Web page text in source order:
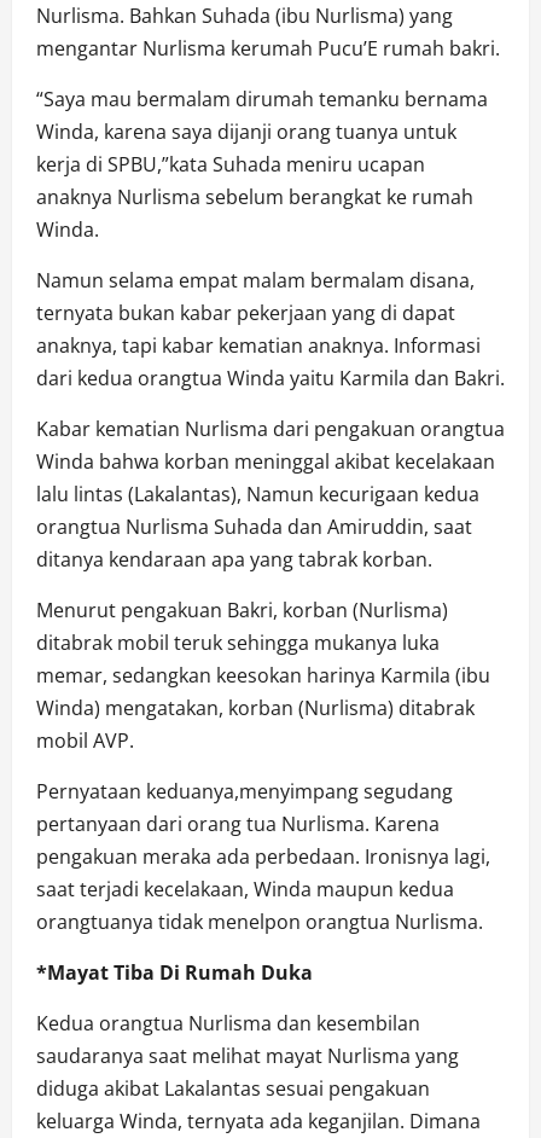
Nurlisma. Bahkan Suhada (ibu Nurlisma) yang
mengantar Nurlisma kerumah Pucu’E rumah bakri.
“Saya mau bermalam dirumah temanku bernama
Winda, karena saya dijanji orang tuanya untuk
kerja di SPBU,”kata Suhada meniru ucapan
anaknya Nurlisma sebelum berangkat ke rumah
Winda.
Namun selama empat malam bermalam disana,
ternyata bukan kabar pekerjaan yang di dapat
anaknya, tapi kabar kematian anaknya. Informasi
dari kedua orangtua Winda yaitu Karmila dan Bakri.
Kabar kematian Nurlisma dari pengakuan orangtua
Winda bahwa korban meninggal akibat kecelakaan
lalu lintas (Lakalantas), Namun kecurigaan kedua
orangtua Nurlisma Suhada dan Amiruddin, saat
ditanya kendaraan apa yang tabrak korban.
Menurut pengakuan Bakri, korban (Nurlisma)
ditabrak mobil teruk sehingga mukanya luka
memar, sedangkan keesokan harinya Karmila (ibu
Winda) mengatakan, korban (Nurlisma) ditabrak
mobil AVP.
Pernyataan keduanya,menyimpang segudang
pertanyaan dari orang tua Nurlisma. Karena
pengakuan meraka ada perbedaan. Ironisnya lagi,
saat terjadi kecelakaan, Winda maupun kedua
orangtuanya tidak menelpon orangtua Nurlisma.
*Mayat Tiba Di Rumah Duka
Kedua orangtua Nurlisma dan kesembilan
saudaranya saat melihat mayat Nurlisma yang
diduga akibat Lakalantas sesuai pengakuan
keluarga Winda, ternyata ada keganjilan. Dimana